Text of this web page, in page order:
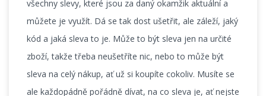
všechny slevy, které jsou za daný okamžik aktuální a
můžete je využít. Dá se tak dost ušetřit, ale záleží, jaký
kód a jaká sleva to je. Může to být sleva jen na určité
zboží, takže třeba neušetříte nic, nebo to může být
sleva na celý nákup, ať už si koupíte cokoliv. Musíte se
ale každopádně pořádně dívat, na co sleva je, ať nejste